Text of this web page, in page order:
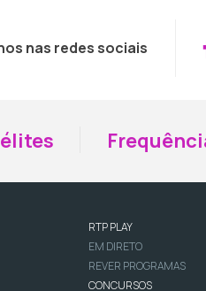
nas redes sociais
RTP PLAY
EM DIRETO
REVER PROGRAMAS
CONCURSOS